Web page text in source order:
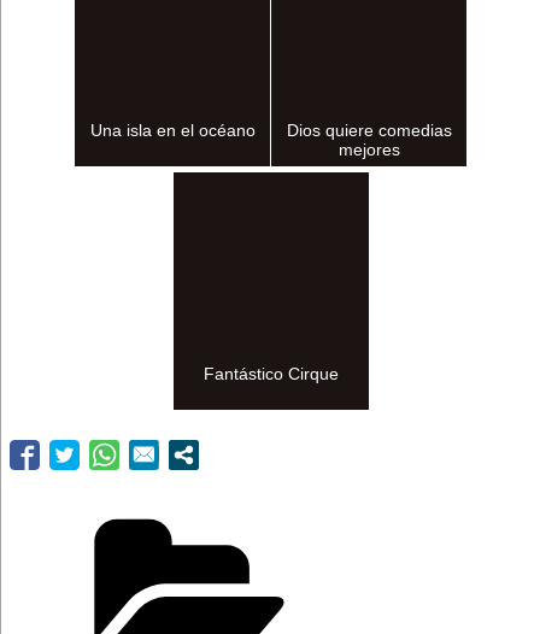
Una isla en el océano
Dios quiere comedias
mejores
Fantástico Cirque